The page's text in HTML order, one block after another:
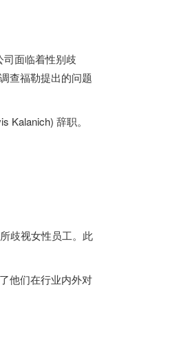
面临着性别歧
查福勒提出的问题
Kalanich) 辞职。
歧视女性员工。此
他们在行业内外对